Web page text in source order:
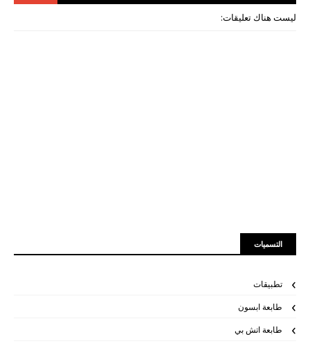
ليست هناك تعليقات:
التسميات
تطبيقات
طابعة ابسون
طابعة اتش بي